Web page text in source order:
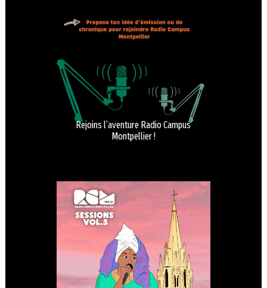
Rejoins l’aventure Radio Campus
Montpellier !